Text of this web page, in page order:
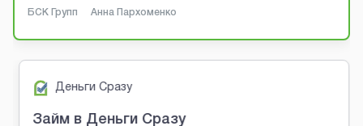
БСК Групп Анна Пархоменко
Деньги Сразу
Займ в Деньги Сразу